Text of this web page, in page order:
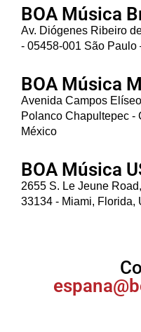
BOA Música
Av. Diógenes Ribeiro
- 05458-001 São Paulo
BOA Música
Avenida Campos
Polanco Chapultepec -
México
BOA Música
2655 S. Le Jeune
33134 - Miami, Florida,